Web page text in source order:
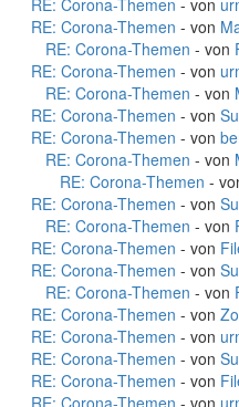
RE: Corona-Themen - von
RE: Corona-Themen - von
RE: Corona-Themen - von
RE: Corona-Themen - von
RE: Corona-Themen - von
RE: Corona-Themen - von
RE: Corona-Themen - von
RE: Corona-Themen - von
RE: Corona-Themen -
RE: Corona-Themen - von
RE: Corona-Themen - von
RE: Corona-Themen - von
RE: Corona-Themen - von
RE: Corona-Themen - von
RE: Corona-Themen - von
RE: Corona-Themen - von
RE: Corona-Themen - von
RE: Corona-Themen - von